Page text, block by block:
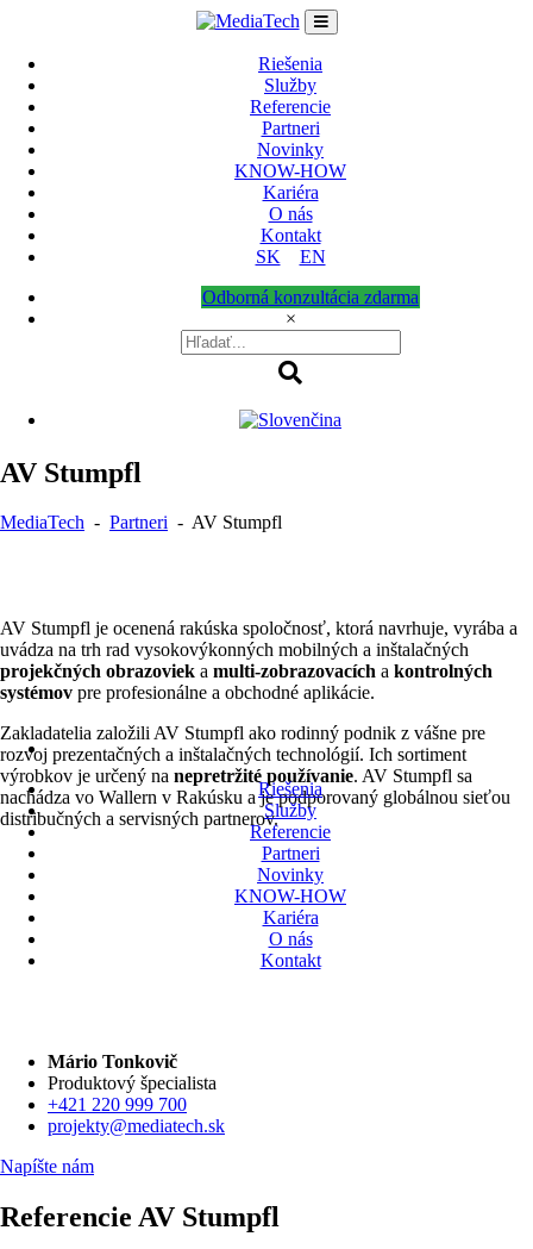
Riešenia
Služby
Referencie
Partneri
Novinky
KNOW-HOW
Kariéra
O nás
Kontakt
SK
EN
Odborná konzultácia zdarma
×
Riešenia
Služby
Referencie
Partneri
Novinky
KNOW-HOW
Kariéra
O nás
Kontakt
AV Stumpfl
MediaTech - Partneri - AV Stumpfl
AV Stumpfl je ocenená rakúska spoločnosť, ktorá navrhuje, vyrába a
uvádza na trh rad vysokovýkonných mobilných a inštalačných
projekčných obrazoviek a multi-zobrazovacích a kontrolných
systémov pre profesionálne a obchodné aplikácie.
Zakladatelia založili AV Stumpfl ako rodinný podnik z vášne pre
rozvoj prezentačných a inštalačných technológií. Ich sortiment
výrobkov je určený na nepretržité používanie. AV Stumpfl sa
nachádza vo Wallern v Rakúsku a je podporovaný globálnou sieťou
distribučných a servisných partnerov.
Mário Tonkovič
Produktový špecialista
+421 220 999 700
projekty@mediatech.sk
Napíšte nám
Referencie AV Stumpfl